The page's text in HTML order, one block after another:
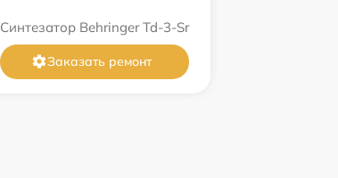
Синтезатор Behringer Td-3-Sr
Заказать ремонт